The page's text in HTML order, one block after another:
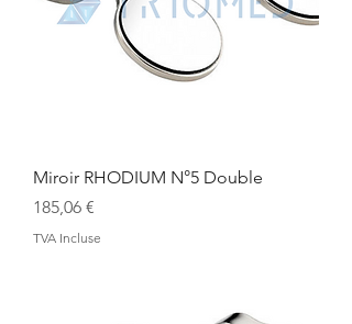
Miroir RHODIUM N°5 Double
Prix
185,06 €
TVA Incluse